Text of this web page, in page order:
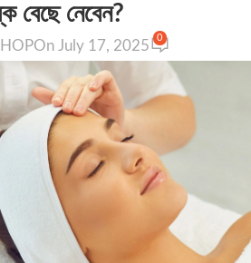
বেছে নেবেন?
On July 17, 2025
0